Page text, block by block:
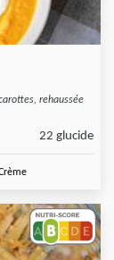
rehaussée
22 glucide